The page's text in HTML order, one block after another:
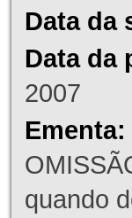
Data da
Data da
2007
Ementa:
quando